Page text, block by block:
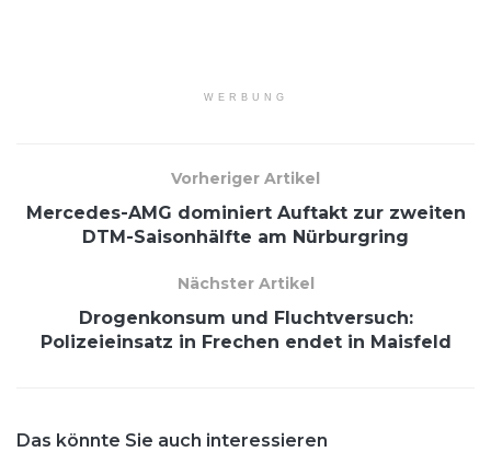
WERBUNG
Vorheriger Artikel
Mercedes-AMG dominiert Auftakt zur zweiten
DTM-Saisonhälfte am Nürburgring
Nächster Artikel
Drogenkonsum und Fluchtversuch:
Polizeieinsatz in Frechen endet in Maisfeld
Das könnte Sie auch interessieren